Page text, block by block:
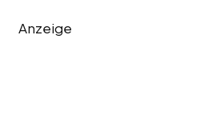
Anzeige